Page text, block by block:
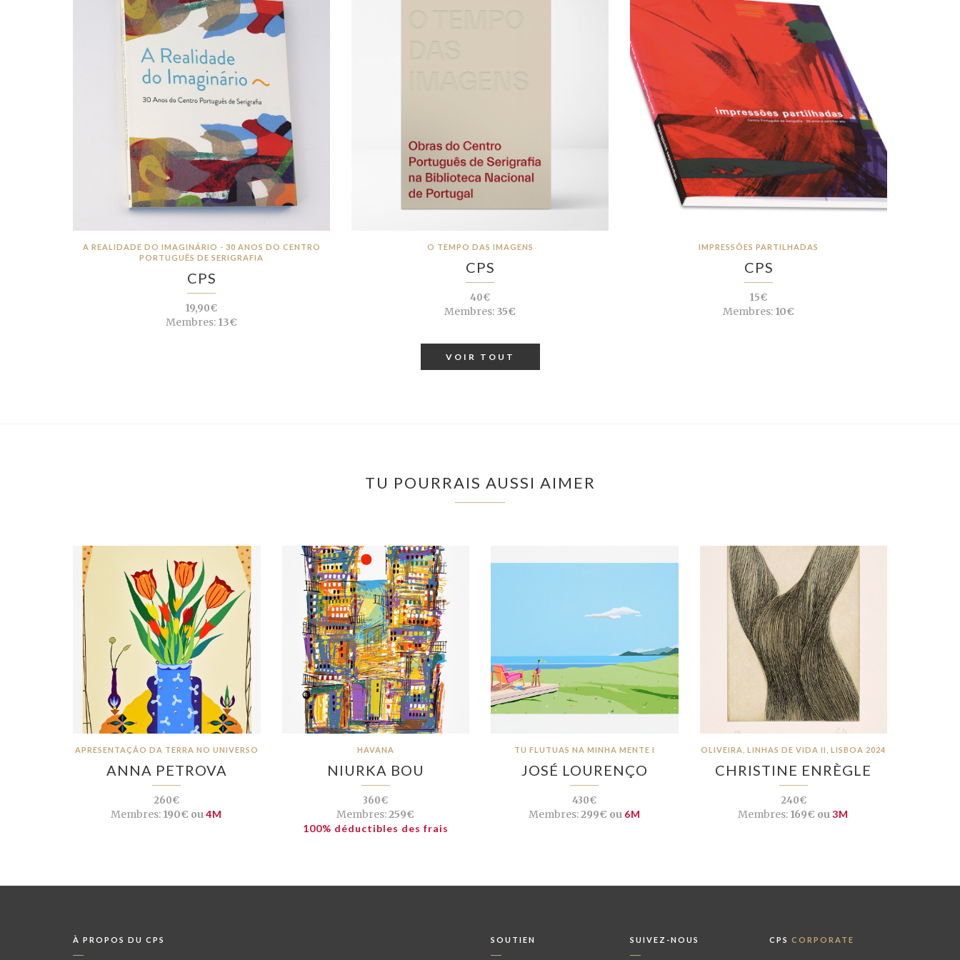
A REALIDADE DO IMAGINÁRIO - 30 ANOS DO CENTRO
PORTUGUÊS DE SERIGRAFIA
CPS
19,90€
Membres: 13€
O TEMPO DAS IMAGENS
CPS
40€
Membres: 35€
IMPRESSÕES PARTILHADAS
CPS
15€
Membres: 10€
VOIR TOUT
TU POURRAIS AUSSI AIMER
APRESENTAÇÃO DA TERRA NO UNIVERSO
ANNA PETROVA
260€
Membres: 190€ ou4M
HAVANA
NIURKA BOU
360€
Membres:259€
100% déductibles des frais
TU FLUTUAS NA MINHA MENTE I
JOSÉ LOURENÇO
430€
Membres:299€ ou 6M
OLIVEIRA, LINHAS DE VIDA II, LISBOA 2024
CHRISTINE ENRÈGLE
240€
Membres: 169€ ou3M
À PROPOS DU CPS SOUTIEN SUIVEZ-NOUS CPS CORPORATE